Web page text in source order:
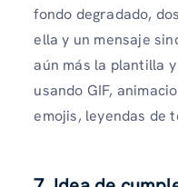
fondo degradado,
ella y un mensaje
aún más la plantilla
usando GIF,
emojis, leyendas de